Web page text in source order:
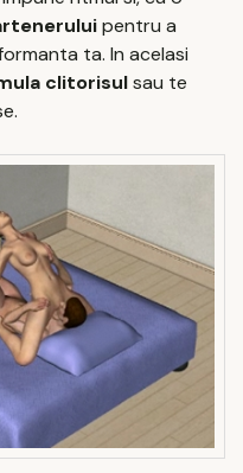
pentru a
ta. In acelasi
clitorisulsau te